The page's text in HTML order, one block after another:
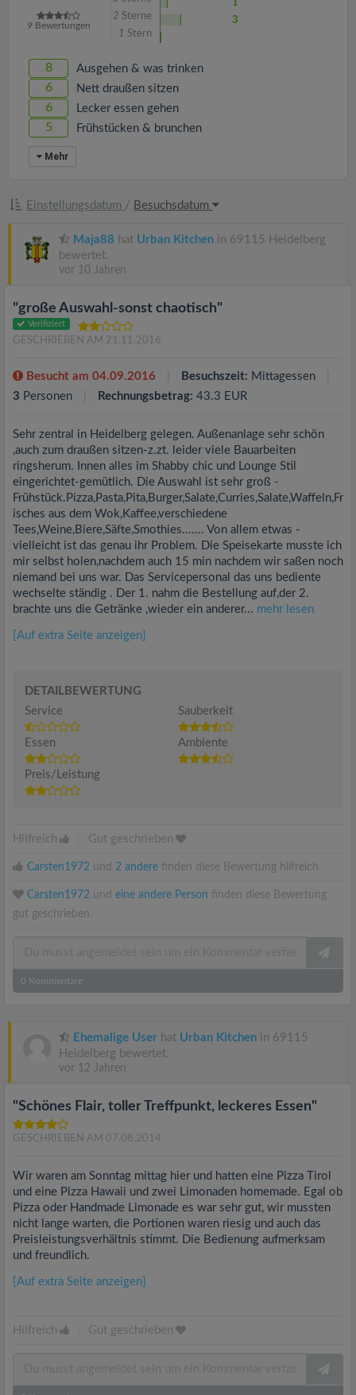
9 Bewertungen
1
2 Sterne
3
1 Stern
8 Ausgehen & was trinken
6 Nett draußen sitzen
6 Lecker essen gehen
5 Frühstücken & brunchen
Mehr
Einstellungsdatum / Besuchsdatum
Maja88 hat Urban Kitchen in 69115 Heidelberg
bewertet.
vor 10 Jahren
"große Auswahl-sonst chaotisch"
Verifiziert
GESCHRIEBEN AM 21.11.2016
Besucht am 04.09.2016 Besuchszeit: Mittagessen
3 Personen Rechnungsbetrag: 43.3 EUR
Sehr zentral in Heidelberg gelegen. Außenanlage sehr schön
,auch zum draußen sitzen-z.zt. leider viele Bauarbeiten
ringsherum. Innen alles im Shabby chic und Lounge Stil
eingerichtet-gemütlich. Die Auswahl ist sehr groß -
Frühstück.Pizza,Pasta,Pita,Burger,Salate,Curries,Salate,Waffeln,Fr
isches aus dem Wok,Kaffee,verschiedene
Tees,Weine,Biere,Säfte,Smothies....... Von allem etwas -
vielleicht ist das genau ihr Problem. Die Speisekarte musste ich
mir selbst holen,nachdem auch 15 min nachdem wir saßen noch
niemand bei uns war. Das Servicepersonal das uns bediente
wechselte ständig . Der 1. nahm die Bestellung auf,der 2.
brachte uns die Getränke ,wieder ein anderer... mehr lesen
[Auf extra Seite anzeigen]
DETAILBEWERTUNG
Service
Sauberkeit
Essen Ambiente
Preis/Leistung
Hilfreich Gut geschrieben
Carsten1972 und 2 andere finden diese Bewertung hilfreich.
Carsten1972 und eine andere Person finden diese Bewertung
gut geschrieben.
0 Kommentare
Ehemalige User hat Urban Kitchen in 69115
Heidelberg bewertet.
vor 12 Jahren
"Schönes Flair, toller Treffpunkt, leckeres Essen"
GESCHRIEBEN AM 07.08.2014
Wir waren am Sonntag mittag hier und hatten eine Pizza Tirol
und eine Pizza Hawaii und zwei Limonaden homemade. Egal ob
Pizza oder Handmade Limonade es war sehr gut, wir mussten
nicht lange warten, die Portionen waren riesig und auch das
Preisleistungsverhältnis stimmt. Die Bedienung aufmerksam
und freundlich.
[Auf extra Seite anzeigen]
Hilfreich Gut geschrieben